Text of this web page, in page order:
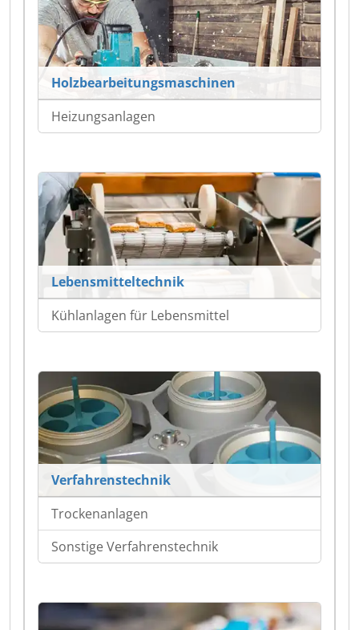
Holzbearbeitungsmaschinen
Heizungsanlagen
Lebensmitteltechnik
Kühlanlagen für Lebensmittel
Verfahrenstechnik
Trockenanlagen
Sonstige Verfahrenstechnik